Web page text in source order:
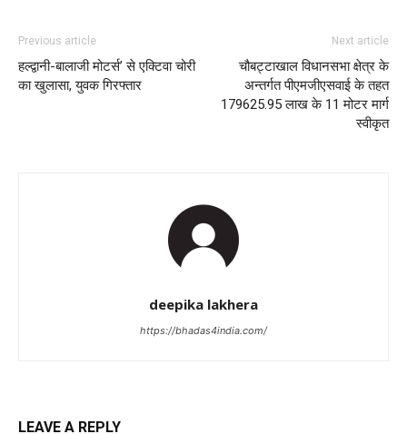
Previous article
हल्द्वानी-बालाजी मोटर्स’ से एक्टिवा चोरी
का खुलासा, युवक गिरफ्तार
Next article
चौबट्टाखाल विधानसभा क्षेत्र के
अन्तर्गत पीएमजीएसवाई के तहत
179625.95 लाख के 11 मोटर मार्ग
स्वीकृत
deepika lakhera
https://bhadas4india.com/
LEAVE A REPLY